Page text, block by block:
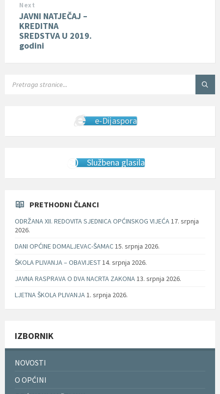
Next
JAVNI NATJEČAJ –
KREDITNA
SREDSTVA U 2019.
godini
e-Dijaspora
Službena glasila
PRETHODNI ČLANCI
ODRŽANA XII. REDOVITA SJEDNICA OPĆINSKOG VIJEĆA17. srpnja
2026.
DANI OPĆINE DOMALJEVAC-ŠAMAC15. srpnja 2026.
ŠKOLA PLIVANJA – OBAVIJEST14. srpnja 2026.
JAVNA RASPRAVA O DVA NACRTA ZAKONA13. srpnja 2026.
LJETNA ŠKOLA PLIVANJA1. srpnja 2026.
IZBORNIK
NOVOSTI
O OPĆINI